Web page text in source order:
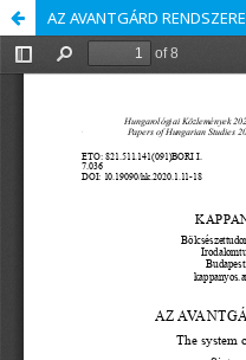
AZ AVANTGÁRD RENDSZERE